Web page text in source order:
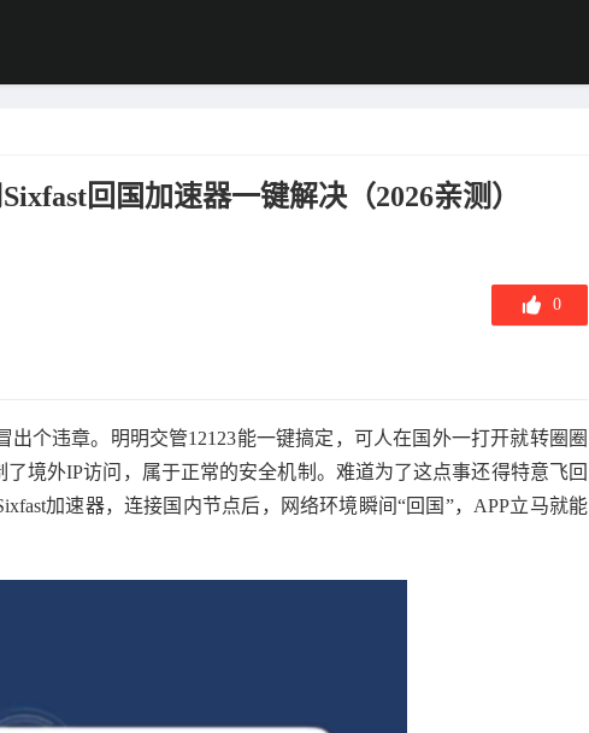
回国加速器一键解决（2026亲测）
0
个违章。明明交管12123能一键搞定，可人在国外一打开就转圈圈
境外IP访问，属于正常的安全机制。难道为了这点事还得特意飞回
加速器，连接国内节点后，网络环境瞬间“回国”，APP立马就能